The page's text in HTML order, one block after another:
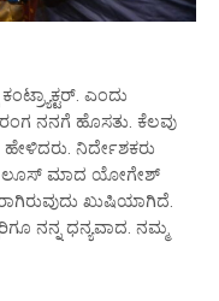
ಎಂದು
ನನಗೆ‌ ಹೊಸತು. ಕೆಲವು
ನಿರ್ದೇಶಕರು
ಲೂಸ್ ಮಾದ ಯೋಗೇಶ್
ಖುಷಿಯಾಗಿದೆ.
ನನ್ನ ಧನ್ಯವಾದ. ನಮ್ಮ